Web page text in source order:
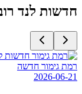
חדשות לנד
רמת גימור חדשה
2026-06-21